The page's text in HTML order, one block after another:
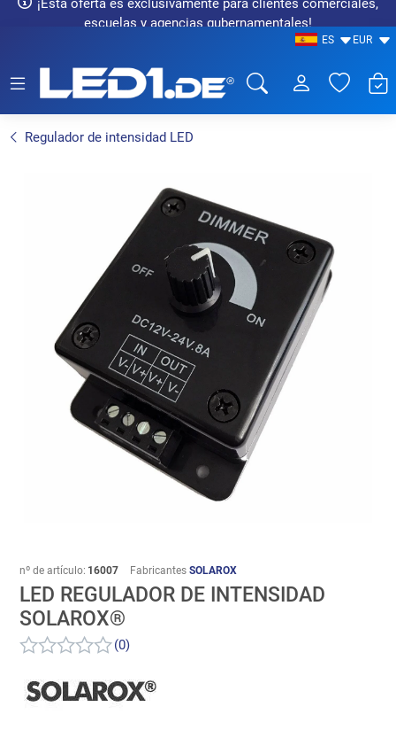
¡Esta oferta es exclusivamente para clientes comerciales,
escuelas y agencias gubernamentales!
ES EUR
Regulador de intensidad LED
nº de artículo: 16007 Fabricantes SOLAROX
LED REGULADOR DE INTENSIDAD
SOLAROX®
(0)